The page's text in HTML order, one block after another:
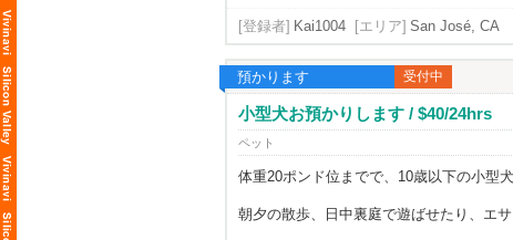
[登録者] Kai1004 [エリア] San José, CA
預かります 受付中
小型犬お預かりします / $40/24hrs
ペット
体重20ポンド位までで、10歳以下の小型
朝夕の散歩、日中裏庭で遊ばせたり、エ